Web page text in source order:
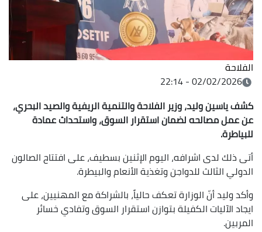
الفلاحة
02/02/2026 - 22:14
كشف ياسين وليد، وزير الفلاحة والتنمية الريفية والصيد البحري،
عن عمل مصالحه لضمان استقرار السوق، واستحداث عمادة
للبياطرة.
أتى ذلك لدى اشرافه، اليوم الإثنين بسطيف، على افتتاح الصالون
الدولي الثالث للدواجن وتغذية الأنعام والبيطرة.
وأكد وليد أنّ الوزارة تعكف حالياً، بالشراكة مع المهنيين، على
ايجاد الآليات الكفيلة بتوازن استقرار السوق وتفادي خسائر
المربين.